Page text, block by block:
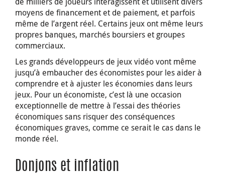
moyens de financement et de paiement, et parfois
même de l’argent réel. Certains jeux ont même leurs
propres banques, marchés boursiers et groupes
commerciaux.
Les grands développeurs de jeux vidéo vont même
jusqu’à embaucher des économistes pour les aider à
comprendre et à ajuster les économies dans leurs
jeux. Pour un économiste, c’est là une occasion
exceptionnelle de mettre à l’essai des théories
économiques sans risquer des conséquences
économiques graves, comme ce serait le cas dans le
monde réel.
Donjons et inflation